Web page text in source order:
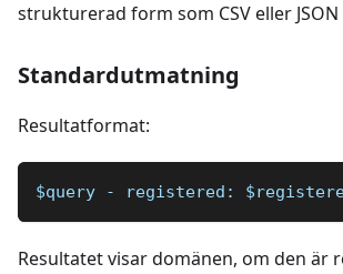
strukturerad form som CSV eller JSON
Standardutmatning
Resultatformat:
$query - registered:
Resultatet visar domänen, om den är